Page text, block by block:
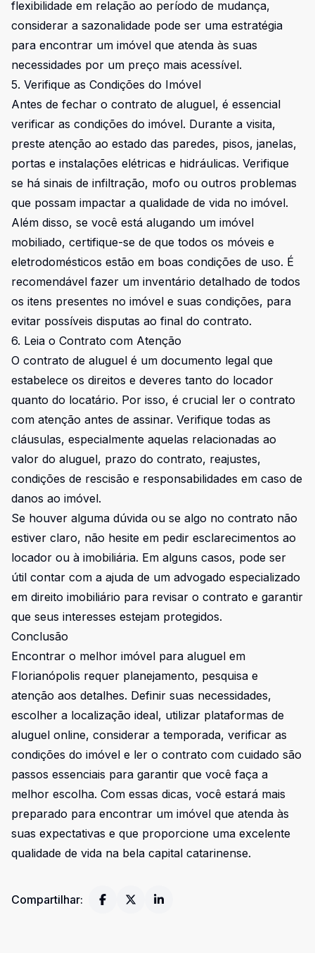
flexibilidade em relação ao período de mudança,
considerar a sazonalidade pode ser uma estratégia
para encontrar um imóvel que atenda às suas
necessidades por um preço mais acessível.
5. Verifique as Condições do Imóvel
Antes de fechar o contrato de aluguel, é essencial
verificar as condições do imóvel. Durante a visita,
preste atenção ao estado das paredes, pisos, janelas,
portas e instalações elétricas e hidráulicas. Verifique
se há sinais de infiltração, mofo ou outros problemas
que possam impactar a qualidade de vida no imóvel.
Além disso, se você está alugando um imóvel
mobiliado, certifique-se de que todos os móveis e
eletrodomésticos estão em boas condições de uso. É
recomendável fazer um inventário detalhado de todos
os itens presentes no imóvel e suas condições, para
evitar possíveis disputas ao final do contrato.
6. Leia o Contrato com Atenção
O contrato de aluguel é um documento legal que
estabelece os direitos e deveres tanto do locador
quanto do locatário. Por isso, é crucial ler o contrato
com atenção antes de assinar. Verifique todas as
cláusulas, especialmente aquelas relacionadas ao
valor do aluguel, prazo do contrato, reajustes,
condições de rescisão e responsabilidades em caso de
danos ao imóvel.
Se houver alguma dúvida ou se algo no contrato não
estiver claro, não hesite em pedir esclarecimentos ao
locador ou à imobiliária. Em alguns casos, pode ser
útil contar com a ajuda de um advogado especializado
em direito imobiliário para revisar o contrato e garantir
que seus interesses estejam protegidos.
Conclusão
Encontrar o melhor imóvel para aluguel em
Florianópolis requer planejamento, pesquisa e
atenção aos detalhes. Definir suas necessidades,
escolher a localização ideal, utilizar plataformas de
aluguel online, considerar a temporada, verificar as
condições do imóvel e ler o contrato com cuidado são
passos essenciais para garantir que você faça a
melhor escolha. Com essas dicas, você estará mais
preparado para encontrar um imóvel que atenda às
suas expectativas e que proporcione uma excelente
qualidade de vida na bela capital catarinense.
Compartilhar: